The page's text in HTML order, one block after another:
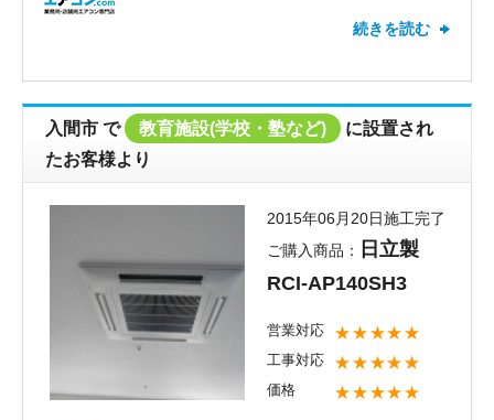
ださいまして、ありがとうございま
え、接客業の一種だと考えておりま
す。
わり、だと思っています。
弊社これからもお客様にお褒めのお言
葉を頂けるよう日々精進してまいりま
す。
今後、もし何かございましたらエアコ
続きを読む
入間市 で 教育施設(学校・塾など)
に設置され
たお客様より
2015年06月20日施工完了
ご購入商品：
日立製
RCI-AP140SH3
営業対応 ★★★★★
工事対応 ★★★★★
価格 ★★★★★